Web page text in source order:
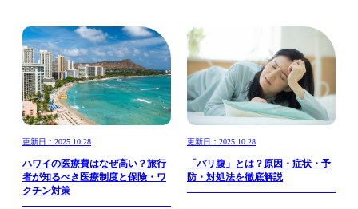
更新日：2025.10.28
ハワイの医療費はなぜ高い？旅行
者が知るべき医療制度と保険・ワ
クチン対策
更新日：2025.10.28
「バリ腹」とは？原因・症状・予
防・対処法を徹底解説